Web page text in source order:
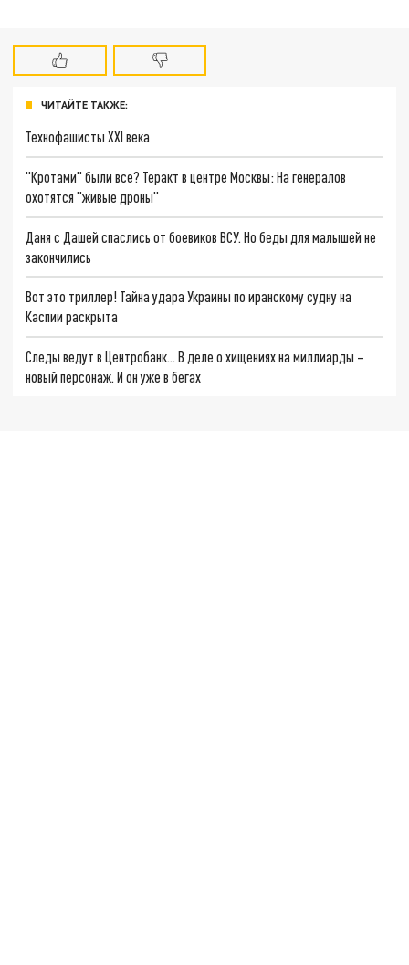
ЧИТАЙТЕ ТАКЖЕ:
Технофашисты XXI века
"Кротами" были все? Теракт в центре Москвы: На генералов
охотятся "живые дроны"
Даня с Дашей спаслись от боевиков ВСУ. Но беды для малышей не
закончились
Вот это триллер! Тайна удара Украины по иранскому судну на
Каспии раскрыта
Следы ведут в Центробанк… В деле о хищениях на миллиарды –
новый персонаж. И он уже в бегах